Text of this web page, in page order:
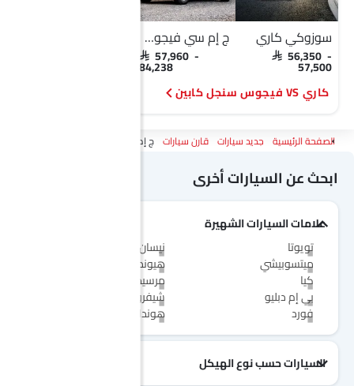
سوزوكي كاري
SAR 56,350 -
57,500
ج إم سي فيجوس سنجل كابين
SAR 57,960 -
84,238
كاري VS فيجوس سنجل كابين
الصفحة الرئيسية جديد سيارات قارن سيارات ج إم سي فيجوس Vs سوزوكي كاري
ابحث عن السيارات أخرى
علامات السيارات الشهيرة
تويوتا
نيسان
ميتسوبيشي
هيونداي
كيا
مرسيدس-بنز
بي إم دبليو
شيفروليه
فورد
هوندا
السيارات حسب نوع الهيكل